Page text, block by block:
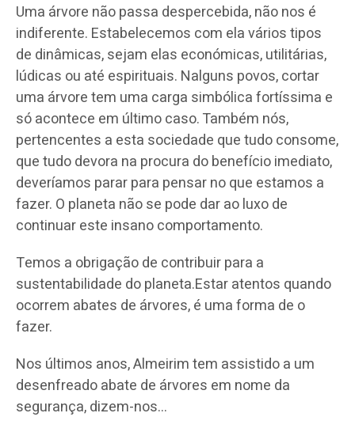
Uma árvore não passa despercebida, não nos é
indiferente. Estabelecemos com ela vários tipos
de dinâmicas, sejam elas económicas, utilitárias,
lúdicas ou até espirituais. Nalguns povos, cortar
uma árvore tem uma carga simbólica fortíssima e
só acontece em último caso. Também nós,
pertencentes a esta sociedade que tudo consome,
que tudo devora na procura do benefício imediato,
deveríamos parar para pensar no que estamos a
fazer. O planeta não se pode dar ao luxo de
continuar este insano comportamento.
Temos a obrigação de contribuir para a
sustentabilidade do planeta.Estar atentos quando
ocorrem abates de árvores, é uma forma de o
fazer.
Nos últimos anos, Almeirim tem assistido a um
desenfreado abate de árvores em nome da
segurança, dizem-nos…